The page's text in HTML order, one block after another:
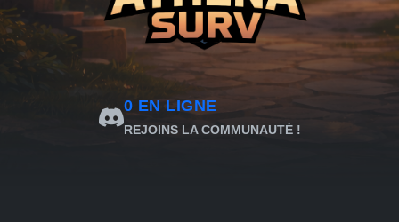
0 EN LIGNE
REJOINS LA COMMUNAUTÉ !